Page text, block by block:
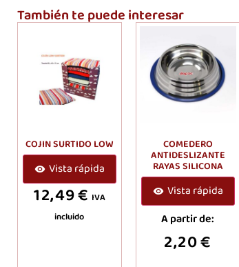
También te puede interesar
COJIN SURTIDO LOW
Vista rápida
12,49€ IVA
incluido
COMEDERO
ANTIDESLIZANTE
RAYAS SILICONA
Vista rápida
A partir de:
2,20€